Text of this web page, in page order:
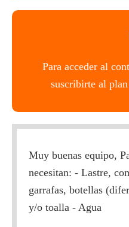
Para acceder al
suscribirte al plan
Muy buenas equipo,
necesitan: - Lastre,
garrafas, botellas
y/o toalla - Agua